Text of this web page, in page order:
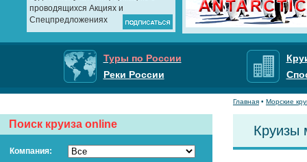
проводящихся Акциях и
Спецпредложениях
Туры по России
Реки России
Поиск круиза online
Компания:
Главная • Морские
Круизы